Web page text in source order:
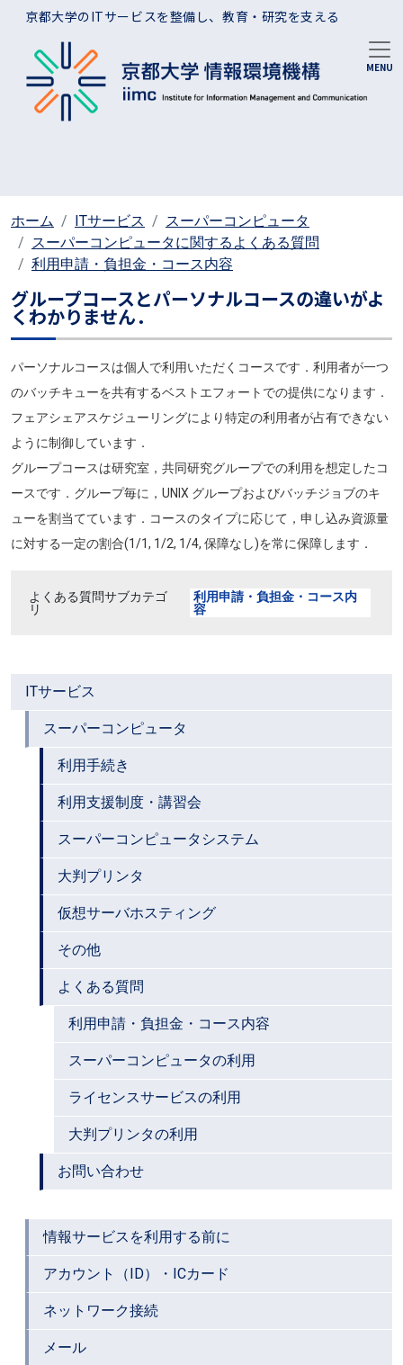
メインコンテンツに移動
京都大学のITサービスを整備し、教育・研究を支える
ホーム ITサービス
スーパーコンピュータ
スーパーコンピュータに関するよくある質問
利用申請・負担金・コース内容
ITサービス
スーパーコンピュータ
利用手続き
利用支援制度・講習会
スーパーコンピュータシステム
大判プリンタ
仮想サーバホスティング
その他
よくある質問
利用申請・負担金・コース内容
スーパーコンピュータの利用
ライセンスサービスの利用
大判プリンタの利用
お問い合わせ
情報サービスを利用する前に
アカウント（ID）・ICカード
ネットワーク接続
メール
グループコースとパーソナルコースの違いがよ
くわかりません．
パーソナルコースは個人で利用いただくコースです．利用者が一つ
のバッチキューを共有するベストエフォートでの提供になります．
フェアシェアスケジューリングにより特定の利用者が占有できない
ように制御しています．
グループコースは研究室，共同研究グループでの利用を想定したコ
ースです．グループ毎に，UNIX グループおよびバッチジョブのキ
ューを割当てています．コースのタイプに応じて，申し込み資源量
に対する一定の割合(1/1, 1/2, 1/4, 保障なし)を常に保障します．
よくある質問サブカテゴ
リ
利用申請・負担金・コース内
容